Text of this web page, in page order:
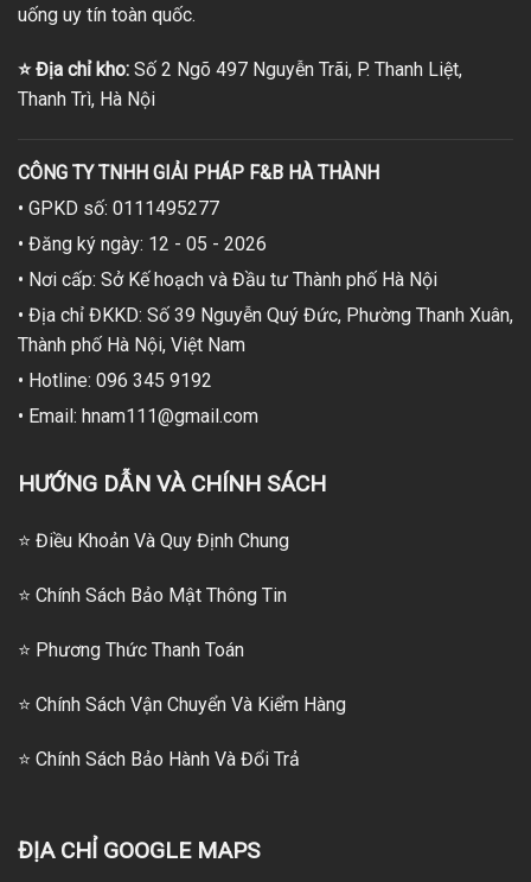
uống uy tín toàn quốc.
⭐Địa chỉ kho: Số 2 Ngõ 497 Nguyễn Trãi, P. Thanh Liệt,
Thanh Trì, Hà Nội
CÔNG TY TNHH GIẢI PHÁP F&B HÀ THÀNH
• GPKD số: 0111495277
• Đăng ký ngày: 12 - 05 - 2026
• Nơi cấp: Sở Kế hoạch và Đầu tư Thành phố Hà Nội
• Địa chỉ ĐKKD: Số 39 Nguyễn Quý Đức, Phường Thanh Xuân,
Thành phố Hà Nội, Việt Nam
• Hotline: 096 345 9192
• Email: hnam111@gmail.com
HƯỚNG DẪN VÀ CHÍNH SÁCH
⭐ Điều Khoản Và Quy Định Chung
⭐ Chính Sách Bảo Mật Thông Tin
⭐ Phương Thức Thanh Toán
⭐ Chính Sách Vận Chuyển Và Kiểm Hàng
⭐ Chính Sách Bảo Hành Và Đổi Trả
ĐỊA CHỈ GOOGLE MAPS